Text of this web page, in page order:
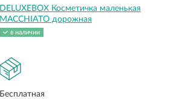
DELUXEBOX Косметичка маленькая
MACCHIATO дорожная
в наличии
Бесплатная